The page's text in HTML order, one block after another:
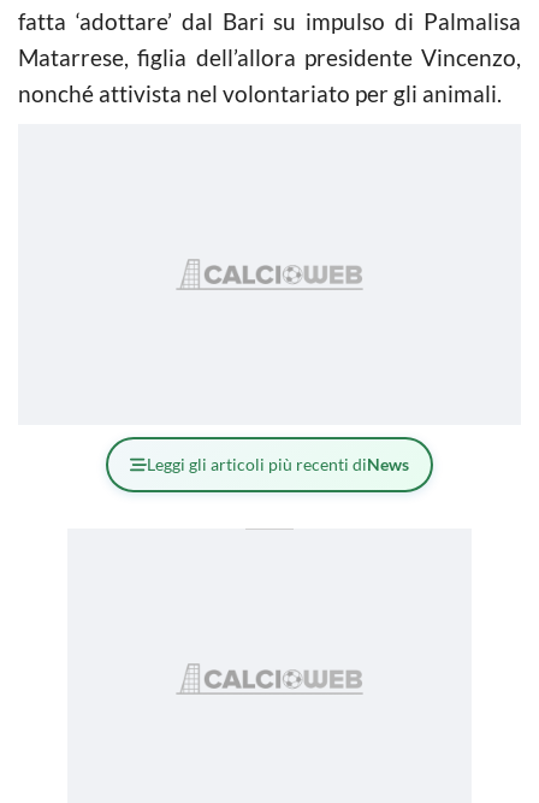
fatta ‘adottare’ dal Bari su impulso di Palmalisa
Matarrese, figlia dell’allora presidente Vincenzo,
nonché attivista nel volontariato per gli animali.
Leggi gli articoli più recenti diNews